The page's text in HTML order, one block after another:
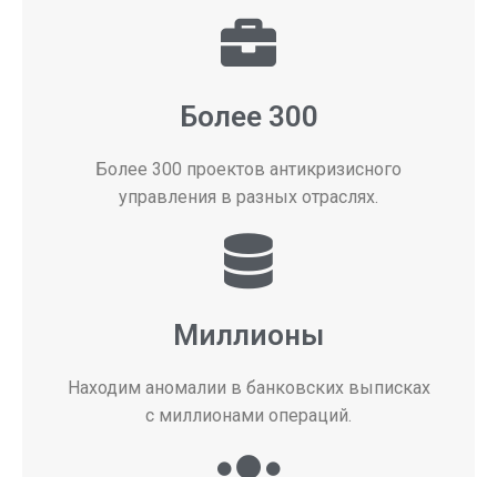
Более 300
Более 300 проектов антикризисного
управления в разных отраслях.
Миллионы
Находим аномалии в банковских выписках
с миллионами операций.